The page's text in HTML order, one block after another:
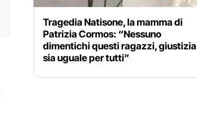
Tragedia Natisone, la mamma di
Patrizia Cormos: “Nessuno
dimentichi questi ragazzi, giustizia
sia uguale per tutti”